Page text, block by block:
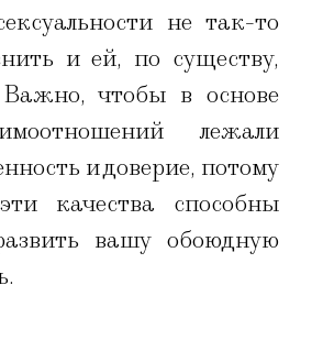
не так-то
и ей, по существу,
чтобы в основе
лежали
и доверие, потому
качества способны
вашу обоюдную